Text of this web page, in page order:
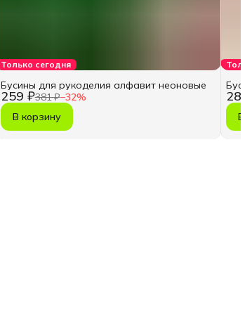
Только сегодня
259 ₽381 ₽−32%
Бусины для рукоделия алфавит неоновые
В корзину
287
В